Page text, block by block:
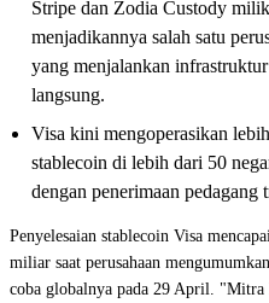
Stripe dan Zodia Custody
menjadikannya salah satu
yang menjalankan
langsung.
Visa kini mengoperasikan
stablecoin di lebih dari 50
dengan penerimaan
Penyelesaian stablecoin Visa
miliar saat perusahaan
coba globalnya pada 29 April.